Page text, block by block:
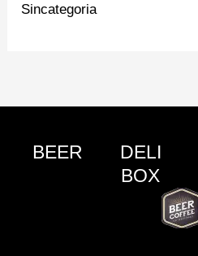
Sincategoria
BEER
DELI
BOX